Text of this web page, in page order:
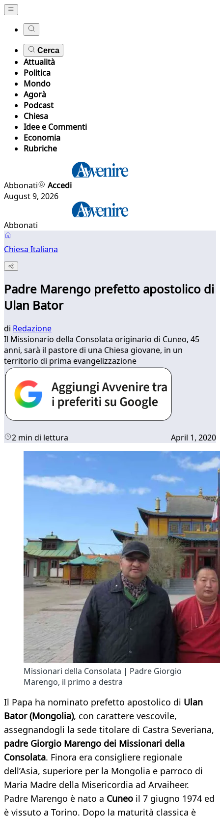
Cerca
Attualità
Politica
Mondo
Agorà
Podcast
Chiesa
Idee e Commenti
Economia
Rubriche
Abbonati
Accedi
August 9, 2026
Abbonati
Chiesa Italiana
Padre Marengo prefetto apostolico di
Ulan Bator
di Redazione
Il Missionario della Consolata originario di Cuneo, 45
anni, sarà il pastore di una Chiesa giovane, in un
territorio di prima evangelizzazione
2 min di lettura April 1, 2020
Missionari della Consolata | Padre Giorgio
Marengo, il primo a destra
Il Papa ha nominato prefetto apostolico di Ulan
Bator (Mongolia), con carattere vescovile,
assegnandogli la sede titolare di Castra Severiana,
padre Giorgio Marengo dei Missionari della
Consolata. Finora era consigliere regionale
dell’Asia, superiore per la Mongolia e parroco di
Maria Madre della Misericordia ad Arvaiheer.
Padre Marengo è nato a Cuneo il 7 giugno 1974 ed
è vissuto a Torino. Dopo la maturità classica è